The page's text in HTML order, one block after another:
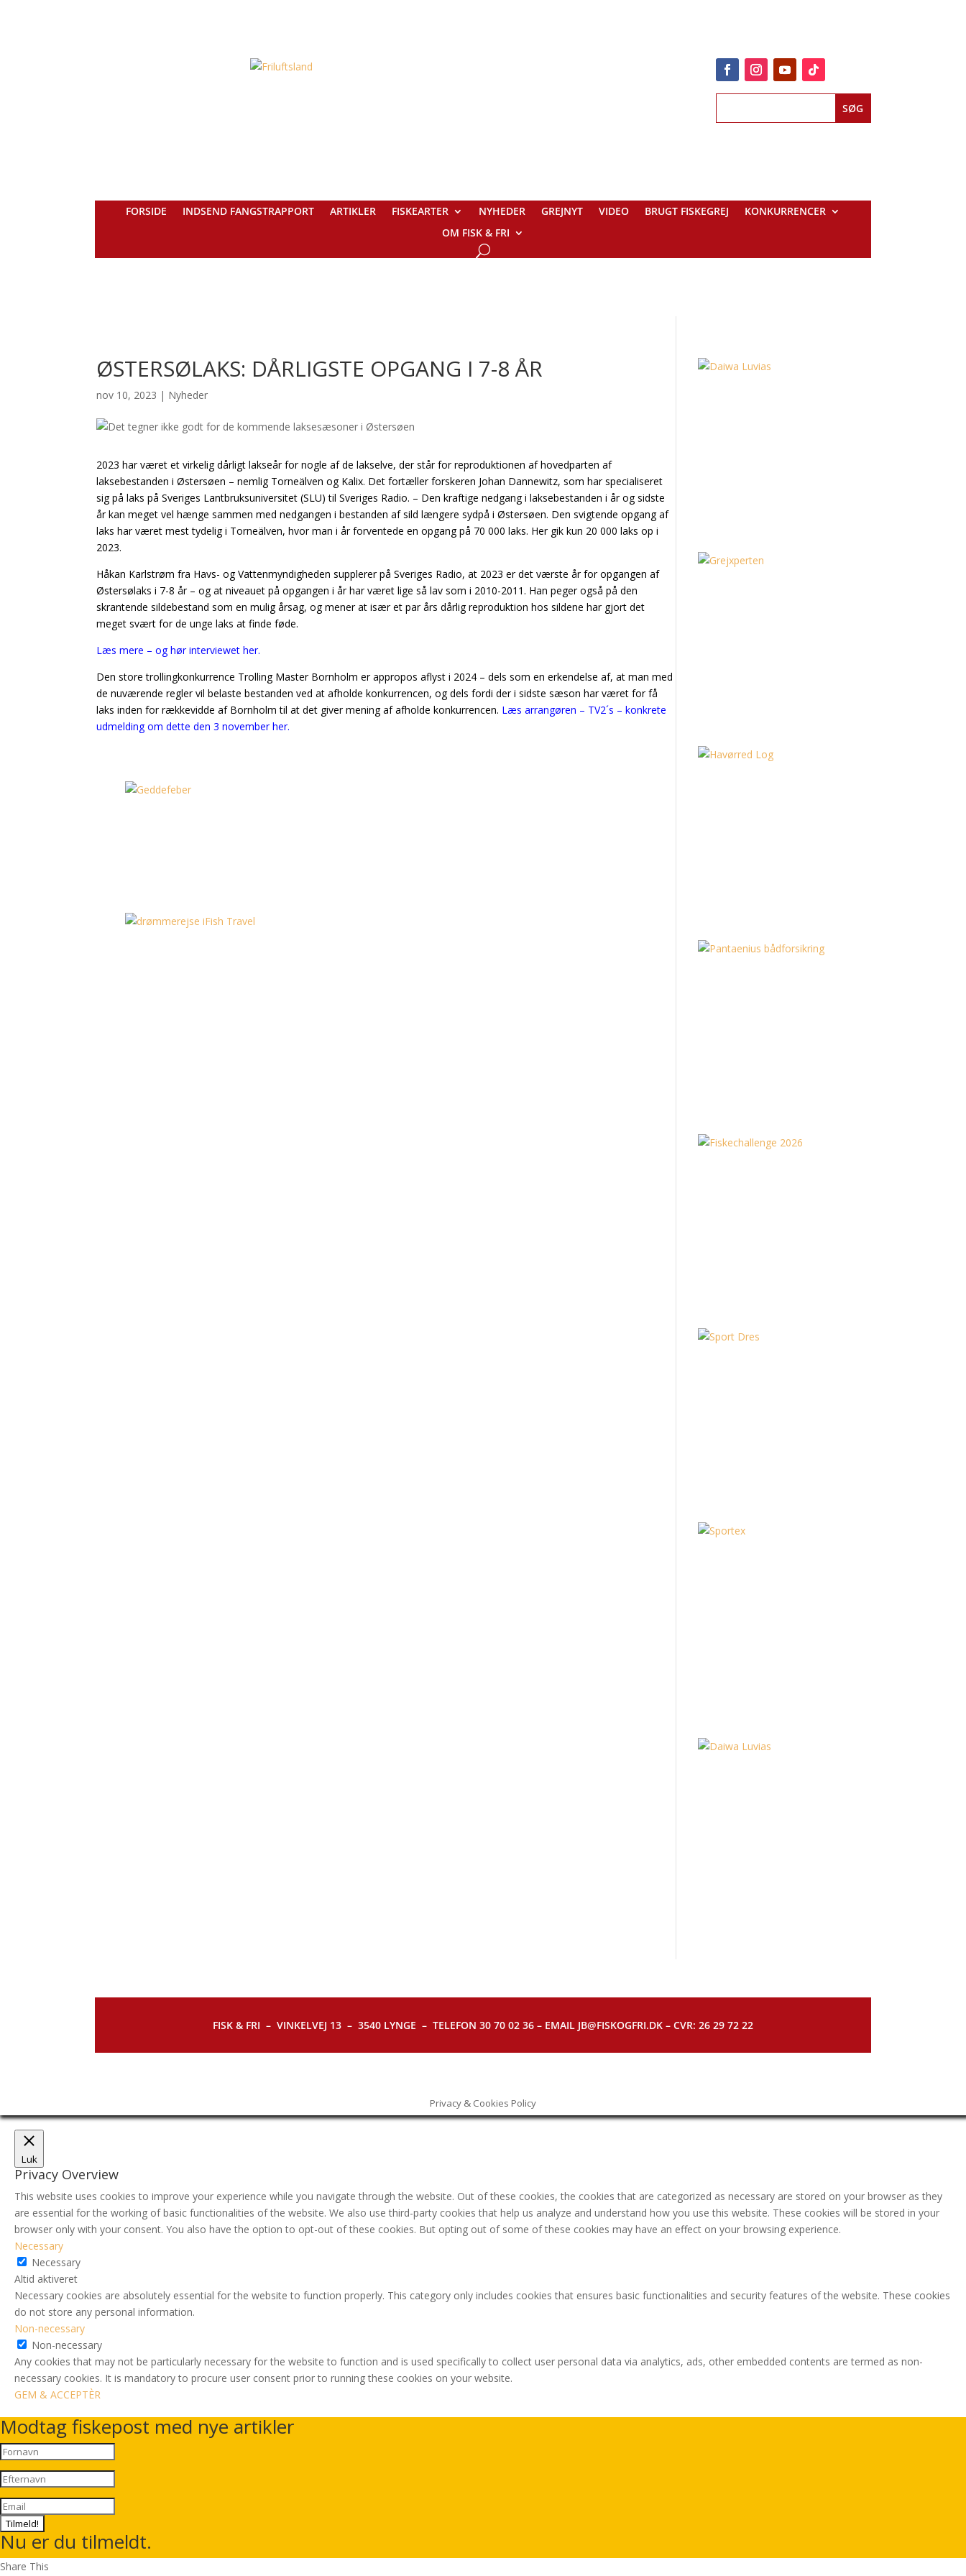
FORSIDE INDSEND FANGSTRAPPORT ARTIKLER FISKEARTER NYHEDER GREJNYT VIDEO BRUGT FISKEGREJ
KONKURRENCER
OM FISK & FRI
ØSTERSØLAKS: DÅRLIGSTE OPGANG I 7-8 ÅR
nov 10, 2023 | Nyheder
2023 har været et virkelig dårligt lakseår for nogle af de lakselve, der står for reproduktionen af hovedparten af
laksebestanden i Østersøen – nemlig Torneälven og Kalix. Det fortæller forskeren Johan Dannewitz, som har specialiseret
sig på laks på Sveriges Lantbruksuniversitet (SLU) til Sveriges Radio. – Den kraftige nedgang i laksebestanden i år og sidste
år kan meget vel hænge sammen med nedgangen i bestanden af sild længere sydpå i Østersøen. Den svigtende opgang af
laks har været mest tydelig i Torneälven, hvor man i år forventede en opgang på 70 000 laks. Her gik kun 20 000 laks op i
2023.
Håkan Karlstrøm fra Havs- og Vattenmyndigheden supplerer på Sveriges Radio, at 2023 er det værste år for opgangen af
Østersølaks i 7-8 år – og at niveauet på opgangen i år har været lige så lav som i 2010-2011. Han peger også på den
skrantende sildebestand som en mulig årsag, og mener at især et par års dårlig reproduktion hos sildene har gjort det
meget svært for de unge laks at finde føde.
Læs mere – og hør interviewet her.
Den store trollingkonkurrence Trolling Master Bornholm er appropos aflyst i 2024 – dels som en erkendelse af, at man med
de nuværende regler vil belaste bestanden ved at afholde konkurrencen, og dels fordi der i sidste sæson har været for få
laks inden for rækkevidde af Bornholm til at det giver mening af afholde konkurrencen. Læs arrangøren – TV2´s – konkrete
udmelding om dette den 3 november her.
FISK & FRI – VINKELVEJ 13 – 3540 LYNGE – TELEFON 30 70 02 36 – EMAIL JB@FISKOGFRI.DK – CVR: 26 29 72 22
Privacy & Cookies Policy
Luk
Privacy Overview
This website uses cookies to improve your experience while you navigate through the website. Out of these cookies, the cookies that are categorized as necessary are stored on your browser as they
are essential for the working of basic functionalities of the website. We also use third-party cookies that help us analyze and understand how you use this website. These cookies will be stored in your
browser only with your consent. You also have the option to opt-out of these cookies. But opting out of some of these cookies may have an effect on your browsing experience.
Necessary
Necessary
Altid aktiveret
Necessary cookies are absolutely essential for the website to function properly. This category only includes cookies that ensures basic functionalities and security features of the website. These cookies
do not store any personal information.
Non-necessary
Non-necessary
Any cookies that may not be particularly necessary for the website to function and is used specifically to collect user personal data via analytics, ads, other embedded contents are termed as non-
necessary cookies. It is mandatory to procure user consent prior to running these cookies on your website.
GEM & ACCEPTÈR
Modtag fiskepost med nye artikler
Tilmeld!
Nu er du tilmeldt.
Share This